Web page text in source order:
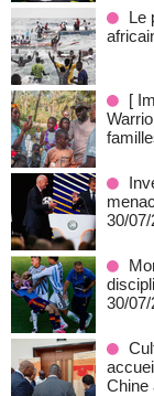
Le
[
30/
30/
Chine